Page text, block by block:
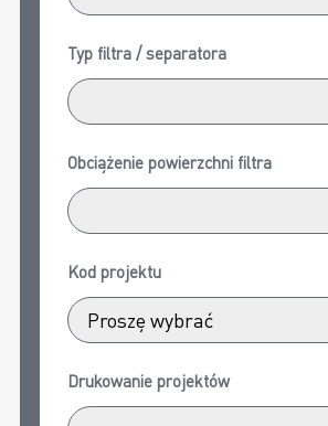
Typ filtra / separatora
Obciążenie powierzchni filtra
Kod projektu
Drukowanie projektów